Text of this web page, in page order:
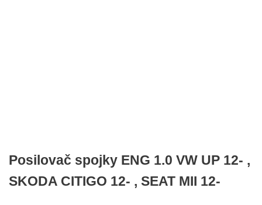
Posilovač spojky ENG 1.0 VW UP 12- ,
SKODA CITIGO 12- , SEAT MII 12-